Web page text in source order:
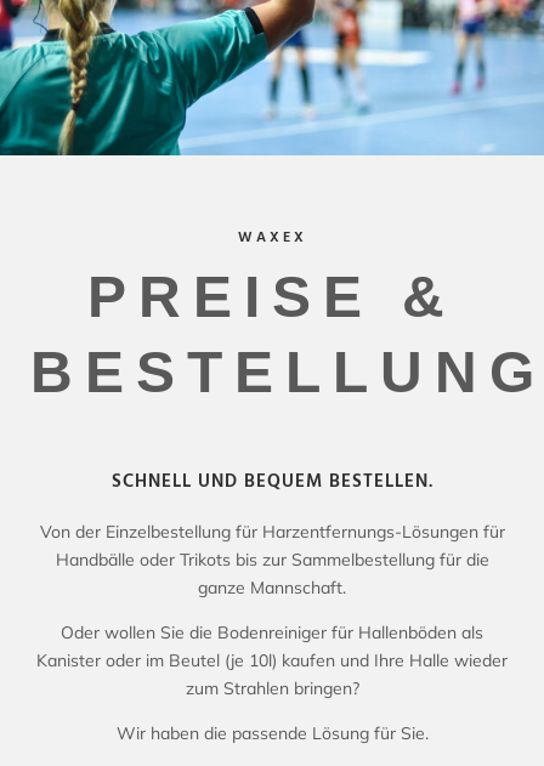
WAXEX
PREISE &
SCHNELL UND BEQUEM BESTELLEN.
Von der Einzelbestellung für Harzentfernungs-Lösungen für
Handbälle oder Trikots bis zur Sammelbestellung für die
ganze Mannschaft.
Oder wollen Sie die Bodenreiniger für Hallenböden als
Kanister oder im Beutel (je 10l) kaufen und Ihre Halle wieder
zum Strahlen bringen?
Wir haben die passende Lösung für Sie.